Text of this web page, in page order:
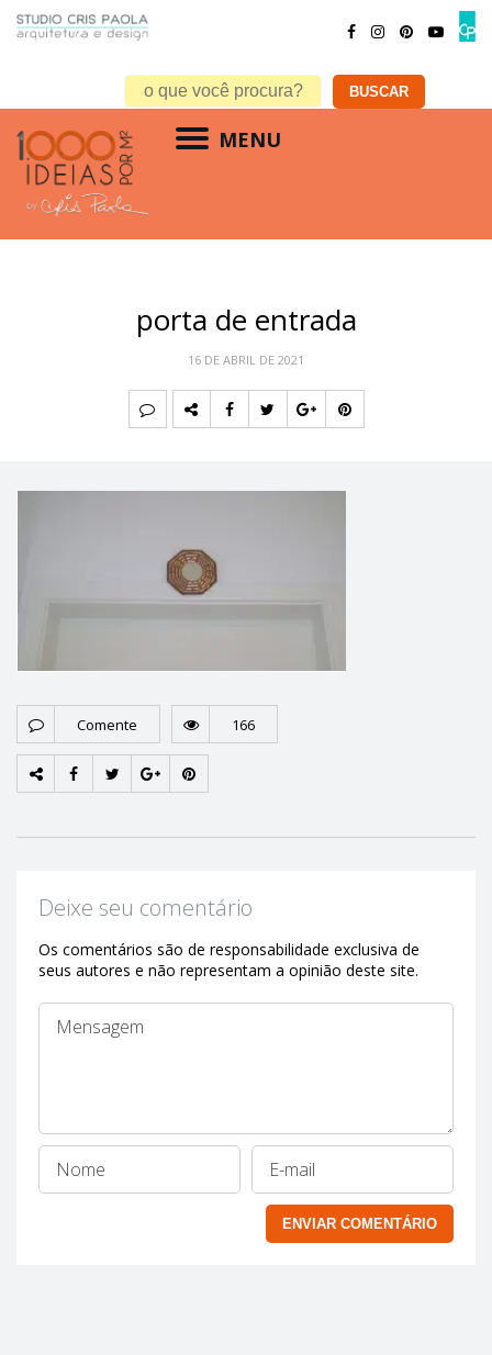
MENU
porta de entrada
16 DE ABRIL DE 2021
Comente 166
Deixe seu comentário
Os comentários são de responsabilidade exclusiva de
seus autores e não representam a opinião deste site.